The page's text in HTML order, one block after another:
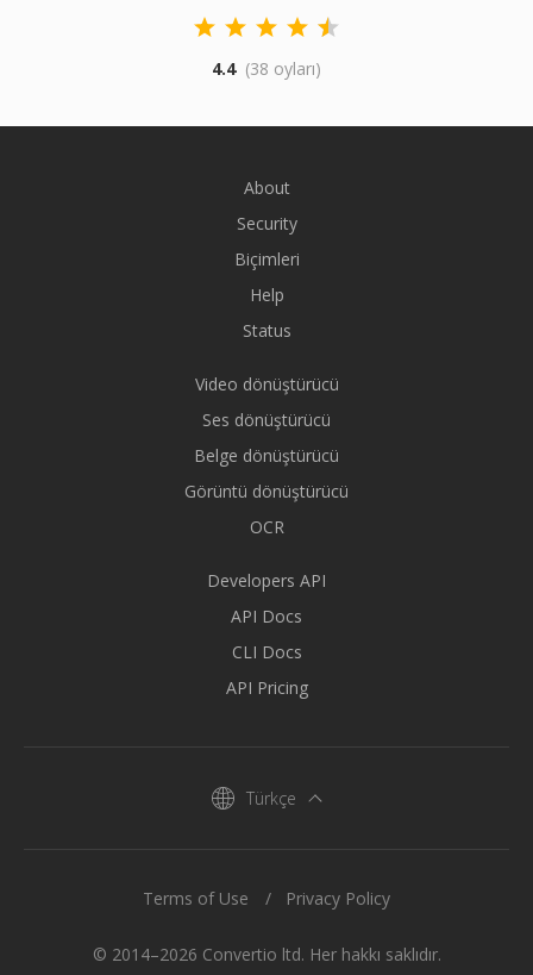
4.4 (38 oyları)
About
Security
Biçimleri
Help
Status
Video dönüştürücü
Ses dönüştürücü
Belge dönüştürücü
Görüntü dönüştürücü
OCR
Developers API
API Docs
CLI Docs
API Pricing
Türkçe
© 2014–2026 Convertio ltd. Her hakkı saklıdır.
Terms of Use Privacy Policy